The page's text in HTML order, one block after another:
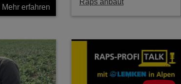
Mehr erfahren
Raps anbaut